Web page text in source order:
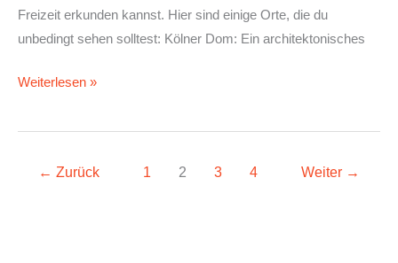
Freizeit erkunden kannst. Hier sind einige Orte, die du
unbedingt sehen solltest: Kölner Dom: Ein architektonisches
Weiterlesen »
← Zurück 1 2 3 4 Weiter →